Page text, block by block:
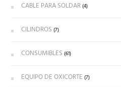
CABLE PARA SOLDAR (4)
CILINDROS (7)
CONSUMIBLES (61)
EQUIPO DE OXICORTE (7)